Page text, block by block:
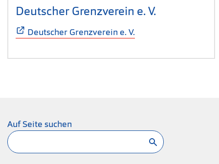
Deutscher Grenzverein e. V.
Deutscher Grenzverein e. V.
Auf Seite suchen
Suchen